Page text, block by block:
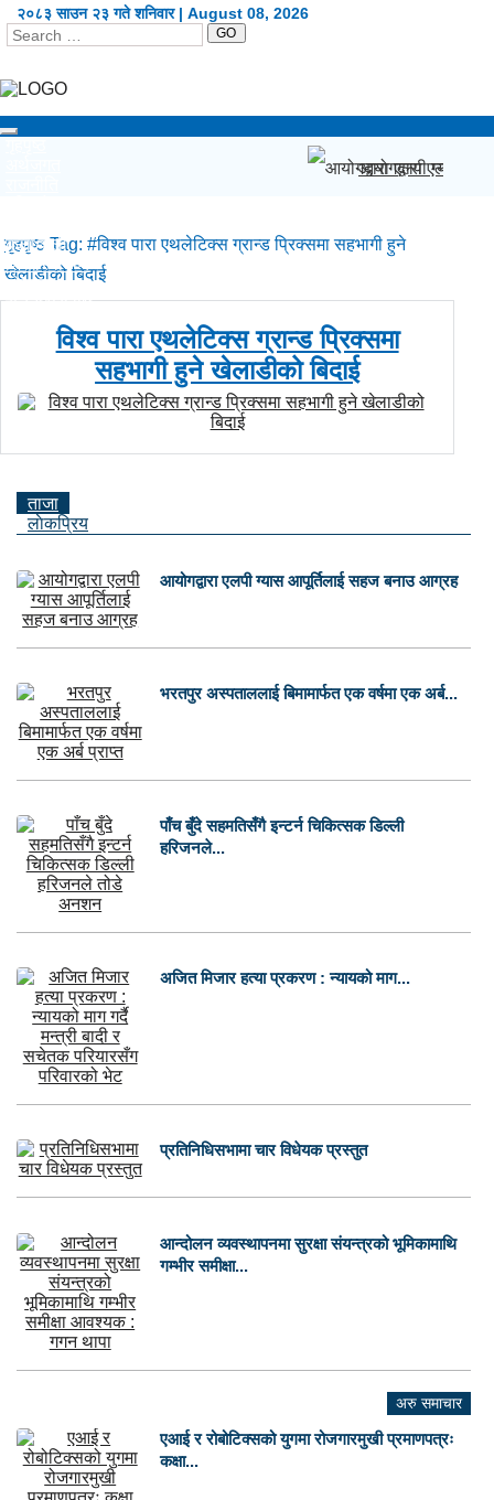
२०८३ साउन २३ गते शनिवार | August 08, 2026
GO
Toggle
कला/शैली
शिक्षा/स्वास्थ्य
खेलकुद
सूचना/प्रविधि
आयोगद्वारा एलपी
गृहपृष्ठ Tag: #विश्व पारा एथलेटिक्स ग्रान्ड प्रिक्समा सहभागी हुने
खेलाडीको बिदाई
विश्व पारा एथलेटिक्स ग्रान्ड प्रिक्समा
सहभागी हुने खेलाडीको बिदाई
ताजा
लाेकप्रिय
आयोगद्वारा एलपी ग्यास आपूर्तिलाई सहज बनाउ आग्रह
भरतपुर अस्पताललाई बिमामार्फत एक वर्षमा एक अर्ब...
पाँच बुँदे सहमतिसँगै इन्टर्न चिकित्सक डिल्ली
हरिजनले...
अजित मिजार हत्या प्रकरण : न्यायको माग...
प्रतिनिधिसभामा चार विधेयक प्रस्तुत
आन्दोलन व्यवस्थापनमा सुरक्षा संयन्त्रको भूमिकामाथि
गम्भीर समीक्षा...
अरु समाचार
एआई र रोबोटिक्सको युगमा रोजगारमुखी प्रमाणपत्रः
कक्षा...